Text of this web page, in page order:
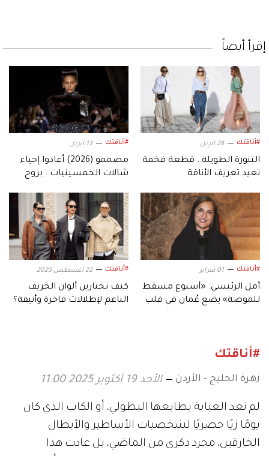
إقرأ أيضاً
#أناقتك 26 ابريل
التنورة الطويلة.. قطعة فخمة
تعيد تعريف الأناقة
#أناقتك 13 ابريل
مصممو (2026) أعادوا إحياء
شالات الخمسينيات.. بروح
#أناقتك 01 فبراير
أمل الرئيسي: «أسبوع مسقط
للموضة» يضع عُمان في قلب
#أناقتك 22 أغسطس 2025
كيف تختارين ألوان الخريف
الناعم لإطلالات فاخرة وأنيقة؟
#أناقتك
زهرة الخليج - الأردن الأحد 19 أكتوبر 2025 11:00
لم تعد العباية بطابعها البطولي، أو الكاب الذي كان
يومًا زيًا حصريًا لشخصيات الأساطير والأبطال
الخارقين، مجرد ذكرى من الماضي، بل عادت هذا